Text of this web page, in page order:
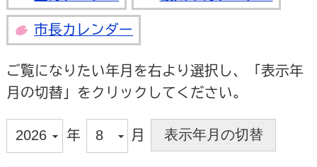
市長カレンダー
ご覧になりたい年月を右より選択し、「表示年
月の切替」をクリックしてください。
年 月